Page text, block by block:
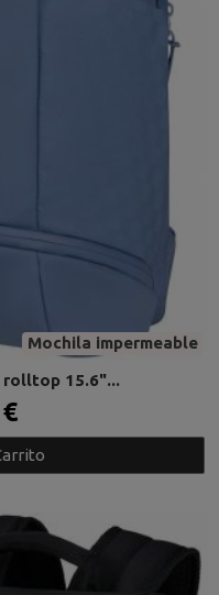
Mochila impermeable
15.6"...